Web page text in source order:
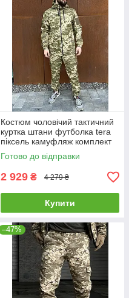
Костюм чоловічий тактичний
куртка штани футболка tera
піксель камуфляж комплект
військовий рип стоп осінь
Готово до відправки
2 929 ₴ 4 279 ₴
Купити
–47%